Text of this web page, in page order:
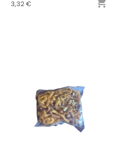
3,32 €